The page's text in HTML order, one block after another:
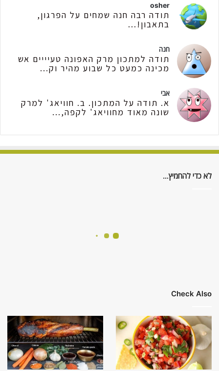
osher
תודה רבה חנה שמחים על הפרגון,
בתאבון!...
חנה
תודה למתכון מרק האפונה טעיייים אש
מכינה כמעט כל שבוע מהיר וק...
אבי
א. תודה על המתכון. ב. חוויאג' למרק
שונה מאוד מחוויאג' לקפה,...
לא כדי להחמיץ…
Check Also